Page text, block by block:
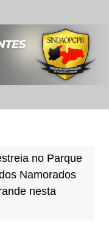
no Parque
Namorados
nesta